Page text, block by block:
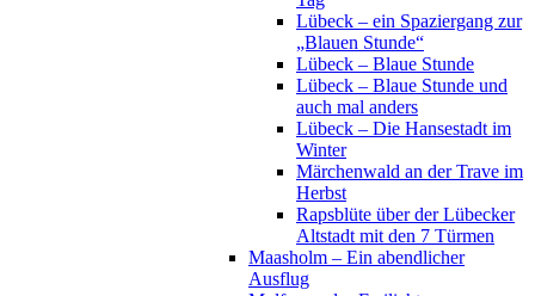
Lübeck – ein Spaziergang zur
„Blauen Stunde“
Lübeck – Blaue Stunde
Lübeck – Blaue Stunde und
auch mal anders
Lübeck – Die Hansestadt im
Winter
Märchenwald an der Trave im
Herbst
Rapsblüte über der Lübecker
Altstadt mit den 7 Türmen
Maasholm – Ein abendlicher
Ausflug